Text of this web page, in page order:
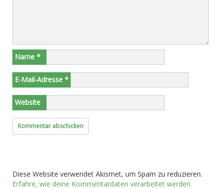
Name *
E-Mail-Adresse *
Website
Diese Website verwendet Akismet, um Spam zu reduzieren.
Erfahre, wie deine Kommentardaten verarbeitet werden.